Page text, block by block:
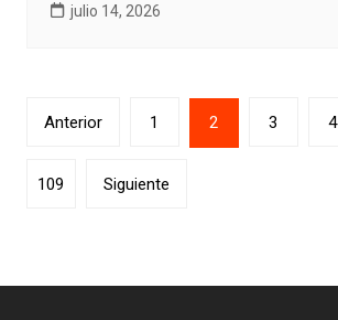
julio 14, 2026
Paginación
entradas
Anterior 1 2 3 4
109 Siguiente